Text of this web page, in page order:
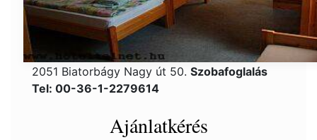
2051 Biatorbágy Nagy út 50. Szobafoglalás
Tel: 00-36-1-2279614
Ajánlatkérés